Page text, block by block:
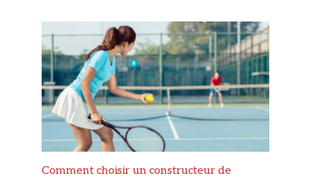
Comment choisir un constructeur de